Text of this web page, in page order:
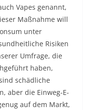
Vapes genannt,
Maßnahme will
unter
Risiken
Umfrage, die
haben,
schädliche
aber die Einweg-E-
auf dem Markt,